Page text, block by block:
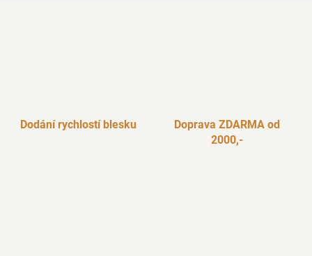
Dodání rychlostí blesku
Doprava ZDARMA od
2000,-